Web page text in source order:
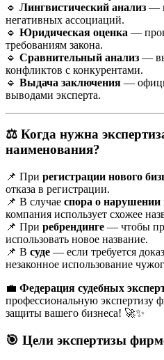
🔹 Лингвистический анализ —
негативных ассоциаций.
🔹 Юридическая оценка —
требованиям закона.
🔹 Сравнительный анализ —
конфликтов с конкурентами.
🔹 Выдача заключения —
выводами эксперта.
⚖️ Когда нужна
наименования?
📌 При регистрации нового
отказа в регистрации.
📌 В случае спора о нарушении
компания использует схожее
📌 При ребрендинге — чтобы
использовать новое название.
📌 В суде — если требуется
незаконное использование
💼 Федерация судебных
профессиональную экспертизу
защиты вашего бизнеса! 🚀✨
🎯 Цели экспертизы